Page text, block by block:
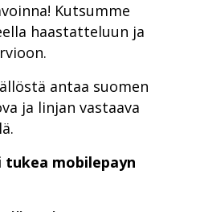
Kutsumme
haastatteluun ja
antaa suomen
ja linjan vastaava
mobilepayn